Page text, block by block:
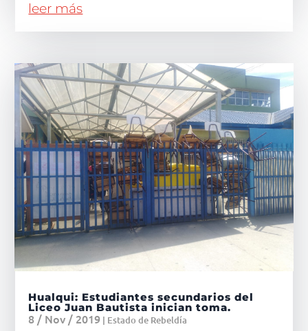
leer más
Hualqui: Estudiantes secundarios del
Liceo Juan Bautista inician toma.
8 / Nov / 2019 | Estado de Rebeldía